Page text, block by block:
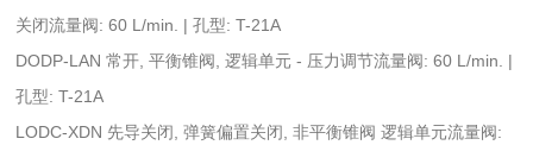
关闭流量阀: 60 L/min. | 孔型: T-21A
DODP-LAN 常开, 平衡锥阀, 逻辑单元 - 压力调节流量阀: 60 L/min. |
孔型: T-21A
LODC-XDN 先导关闭, 弹簧偏置关闭, 非平衡锥阀 逻辑单元流量阀: